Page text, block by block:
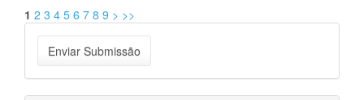
1 2 3 4 5 6 7 8 9 > >>
Enviar
Submissão
Enviar Submissão